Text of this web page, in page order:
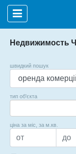
Недвижимость
швидкий пошук
тип об'єкта
ціна за міс, за м.кв.